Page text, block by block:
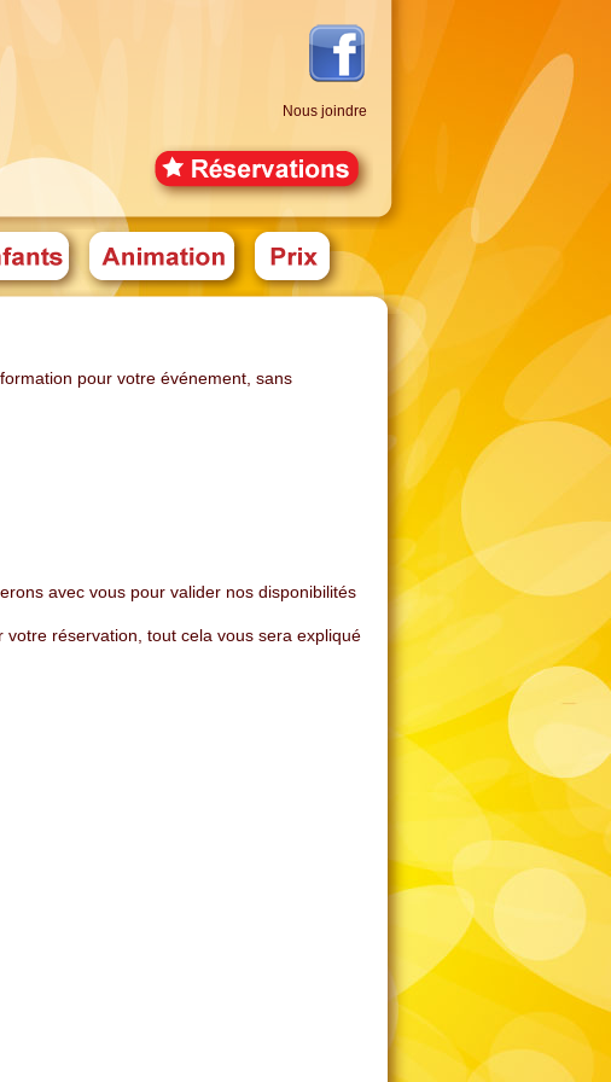
Nous joindre
pour votre événement, sans
avec vous pour valider nos disponibilités
réservation, tout cela vous sera expliqué